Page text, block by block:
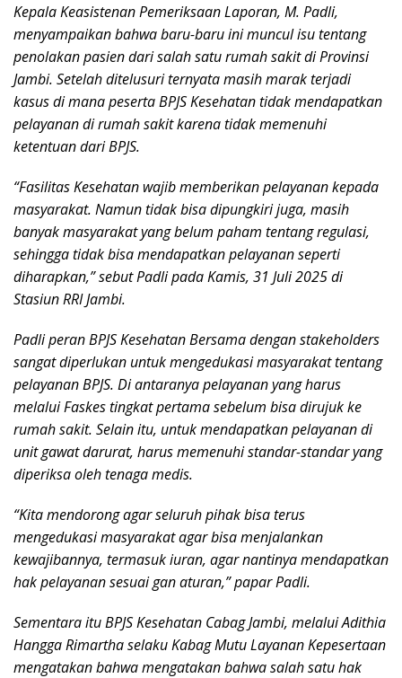
Kepala Keasistenan Pemeriksaan Laporan, M. Padli,
menyampaikan bahwa baru-baru ini muncul isu tentang
penolakan pasien dari salah satu rumah sakit di Provinsi
Jambi. Setelah ditelusuri ternyata masih marak terjadi
kasus di mana peserta BPJS Kesehatan tidak mendapatkan
pelayanan di rumah sakit karena tidak memenuhi
ketentuan dari BPJS.
“Fasilitas Kesehatan wajib memberikan pelayanan kepada
masyarakat. Namun tidak bisa dipungkiri juga, masih
banyak masyarakat yang belum paham tentang regulasi,
sehingga tidak bisa mendapatkan pelayanan seperti
diharapkan,” sebut Padli pada Kamis, 31 Juli 2025 di
Stasiun RRI Jambi.
Padli peran BPJS Kesehatan Bersama dengan stakeholders
sangat diperlukan untuk mengedukasi masyarakat tentang
pelayanan BPJS. Di antaranya pelayanan yang harus
melalui Faskes tingkat pertama sebelum bisa dirujuk ke
rumah sakit. Selain itu, untuk mendapatkan pelayanan di
unit gawat darurat, harus memenuhi standar-standar yang
diperiksa oleh tenaga medis.
“Kita mendorong agar seluruh pihak bisa terus
mengedukasi masyarakat agar bisa menjalankan
kewajibannya, termasuk iuran, agar nantinya mendapatkan
hak pelayanan sesuai gan aturan,” papar Padli.
Sementara itu BPJS Kesehatan Cabag Jambi, melalui Adithia
Hangga Rimartha selaku Kabag Mutu Layanan Kepesertaan
mengatakan bahwa mengatakan bahwa salah satu hak